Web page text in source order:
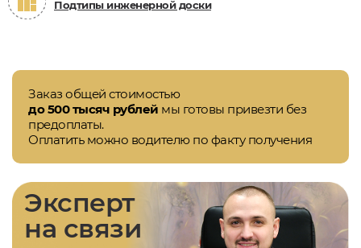
Подтипы инженерной доски
Заказ общей стоимостью
до 500 тысяч рублей мы готовы привезти без
предоплаты.
Оплатить можно водителю по факту получения
Эксперт
на связи